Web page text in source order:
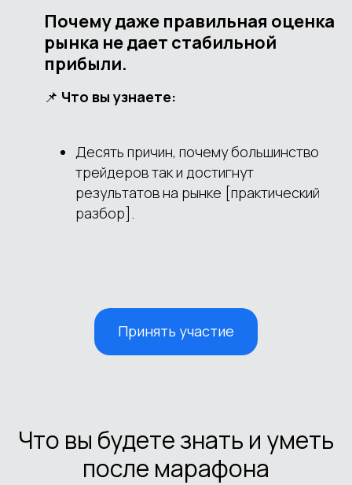
Почему даже правильная оценка
рынка не дает стабильной
прибыли.
📌 Что вы узнаете:
Десять причин, почему большинство
трейдеров так и достигнут
результатов на рынке [практический
разбор].
Принять участие
Что вы будете знать и уметь
после марафона